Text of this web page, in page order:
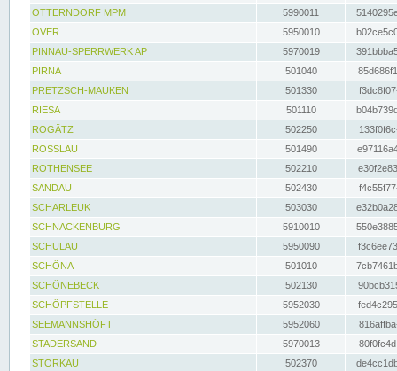
OTTERNDORF MPM
5990011
OVER
5950010
PINNAU-SPERRWERK AP
5970019
PIRNA
501040
PRETZSCH-MAUKEN
501330
RIESA
501110
ROGÄTZ
502250
ROSSLAU
501490
ROTHENSEE
502210
SANDAU
502430
SCHARLEUK
503030
SCHNACKENBURG
5910010
SCHULAU
5950090
SCHÖNA
501010
SCHÖNEBECK
502130
SCHÖPFSTELLE
5952030
SEEMANNSHÖFT
5952060
STADERSAND
5970013
STORKAU
502370